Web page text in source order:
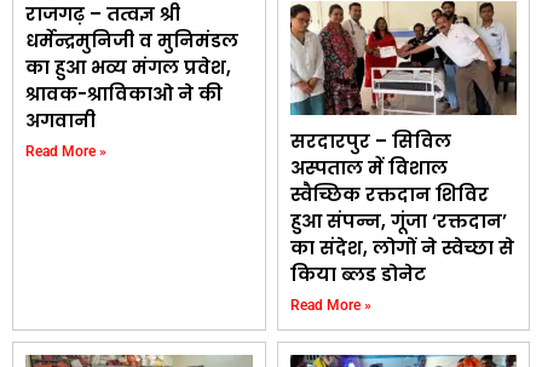
राजगढ़ – तत्वज्ञ श्री
धर्मेन्द्रमुनिजी व मुनिमंडल
का हुआ भव्य मंगल प्रवेश,
श्रावक-श्राविकाओ ने की
अगवानी
Read More »
सरदारपुर – सिविल
अस्पताल में विशाल
स्वैच्छिक रक्तदान शिविर
हुआ संपन्न, गूंजा ‘रक्तदान’
का संदेश, लोगों ने स्वेच्छा से
किया ब्लड डोनेट
Read More »